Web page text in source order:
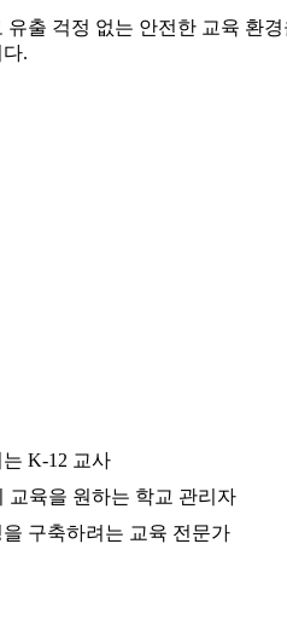
출 걱정 없는 안전한 교육 환
.
K-12 교사
교육을 원하는 학교 관리자
구축하려는 교육 전문가